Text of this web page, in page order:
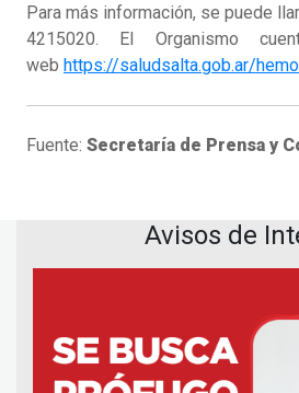
Para más información, se puede
4215020. El Organismo
web https://saludsalta.gob.ar/
Fuente: Secretaría de Prensa y
Avisos de